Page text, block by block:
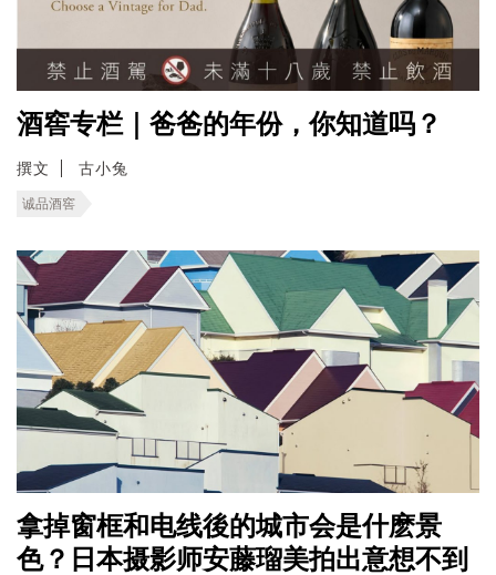
酒窖专栏｜爸爸的年份，你知道吗？
撰文 古小兔
诚品酒窖
拿掉窗框和电线後的城市会是什麽景
色？日本摄影师安藤瑠美拍出意想不到